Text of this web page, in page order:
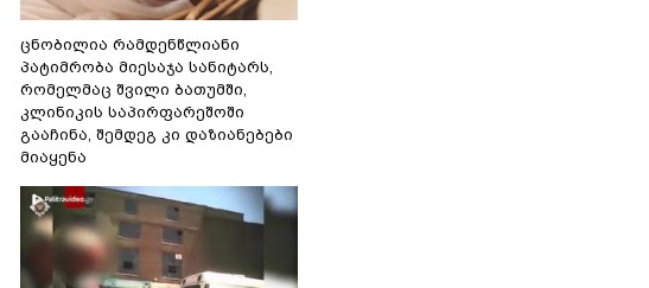
ცნობილია რამდენწლიანი
პატიმრობა მიესაჯა სანიტარს,
რომელმაც შვილი ბათუმში,
კლინიკის საპირფარეშოში
გააჩინა, შემდეგ კი დაზიანებები
მიაყენა